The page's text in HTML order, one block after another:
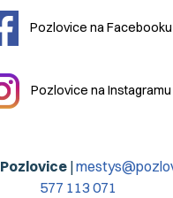
Pozlovice na Facebooku
Pozlovice na Instagramu
Pozlovice|
577 113 071